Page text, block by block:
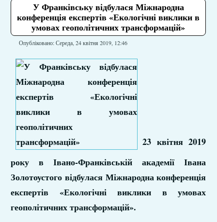
У Франківську відбулася Міжнародна
конференція експертів «Екологічні виклики в
умовах геополітичних трансформацій»
Опубліковано: Середа, 24 квітня 2019, 12:46
23 квітня 2019
року в Івано-Франківській академії Івана
Золотоустого відбулася Міжнародна конференція
експертів «Екологічні виклики в умовах
геополітичних трансформацій».